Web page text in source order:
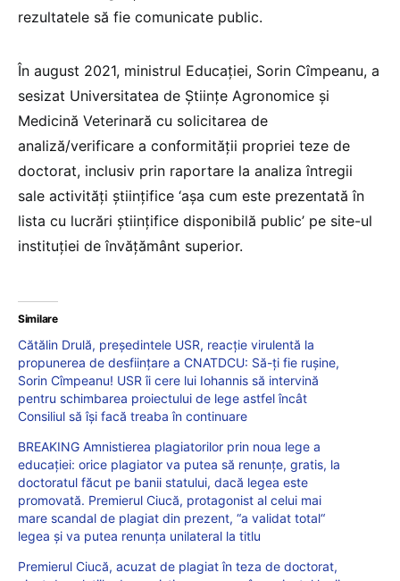
rezultatele să fie comunicate public.
În august 2021, ministrul Educaţiei, Sorin Cîmpeanu, a
sesizat Universitatea de Ştiinţe Agronomice şi
Medicină Veterinară cu solicitarea de
analiză/verificare a conformităţii propriei teze de
doctorat, inclusiv prin raportare la analiza întregii
sale activităţi ştiinţifice ‘aşa cum este prezentată în
lista cu lucrări ştiinţifice disponibilă public’ pe site-ul
instituţiei de învăţământ superior.
Similare
Cătălin Drulă, președintele USR, reacție virulentă la
propunerea de desființare a CNATDCU: Să-ți fie rușine,
Sorin Cîmpeanu! USR îi cere lui Iohannis să intervină
pentru schimbarea proiectului de lege astfel încât
Consiliul să își facă treaba în continuare
BREAKING Amnistierea plagiatorilor prin noua lege a
educației: orice plagiator va putea să renunțe, gratis, la
doctoratul făcut pe banii statului, dacă legea este
promovată. Premierul Ciucă, protagonist al celui mai
mare scandal de plagiat din prezent, “a validat total“
legea și va putea renunța unilateral la titlu
Premierul Ciucă, acuzat de plagiat în teza de doctorat,